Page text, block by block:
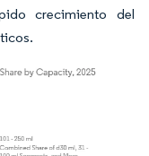
crecimiento del